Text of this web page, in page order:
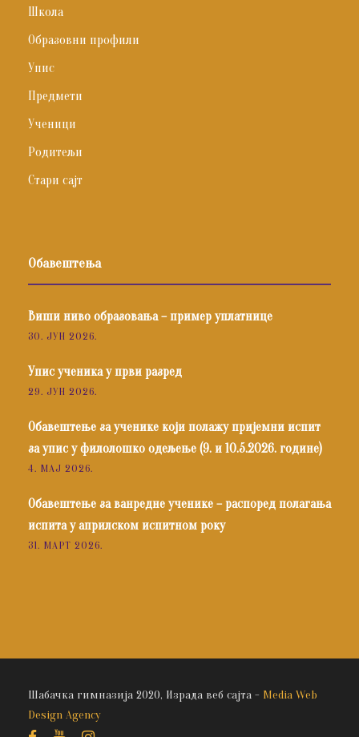
Школа
Образовни профили
Упис
Предмети
Ученици
Родитељи
Стари сајт
Обавештења
Виши ниво образовања – пример уплатнице
30. ЈУН 2026.
Упис ученика у први разред
29. ЈУН 2026.
Обавештење за ученике који полажу пријемни испит
за упис у филолошко одељење (9. и 10.5.2026. године)
4. МАЈ 2026.
Обавештење за ванредне ученике – распоред полагања
испита у априлском испитном року
31. МАРТ 2026.
Шабачка гимназија 2020, Израда веб сајта - Media Web
Design Agency